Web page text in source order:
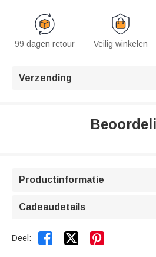
99 dagen retour Veilig winkelen
Verzending
Productinformatie
Cadeaudetails
Deel:  